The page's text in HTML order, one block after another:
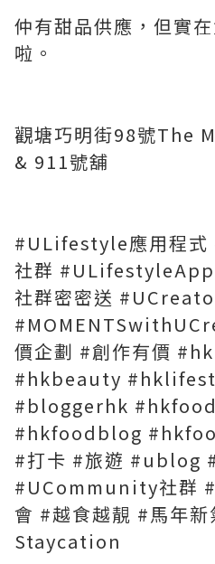
仲有甜品供應，但實
啦。
觀塘巧明街98號The
& 911號舖
#ULifestyle應用程
社群
社群密密送
價企劃 #創作有價
#hkbeauty
#bloggerhk
#hkfoodblog
#打卡 #旅遊 #ublog
#UCommunity社群
會 #越食越靚 #馬年
Staycation